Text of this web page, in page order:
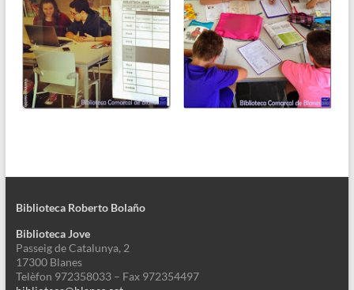
Biblioteca Roberto Bolaño
Biblioteca Jove
Passeig de Catalunya, 2
17300 Blanes
Telèfon 972358033 – Fax 972354497